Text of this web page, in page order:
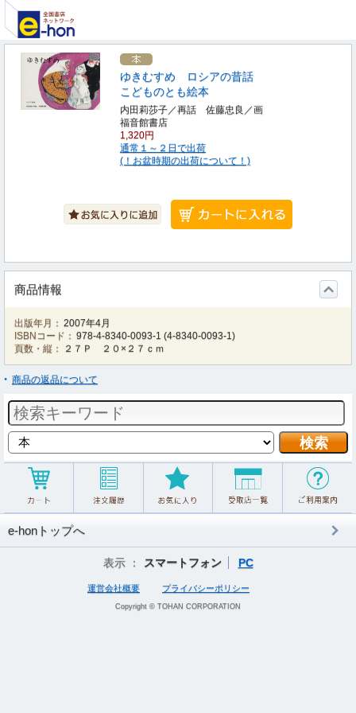
ゆきむすめ ロシアの昔話
こどものとも絵本
内田莉莎子／再話 佐藤忠良／画
福音館書店
1,320円
通常１～２日で出荷
(！お盆時期の出荷について！)
商品情報
出版年月： 2007年4月
ISBNコード： 978-4-8340-0093-1 (4-8340-0093-1)
頁数・縦：
２７Ｐ ２０×２７ｃｍ
商品の返品について
e-honトップへ
表示 ： スマートフォン PC
運営会社概要 プライバシーポリシー
Copyright © TOHAN CORPORATION